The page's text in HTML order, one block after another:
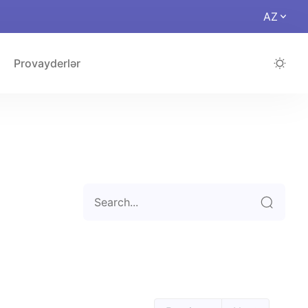
AZ
Provayderlər